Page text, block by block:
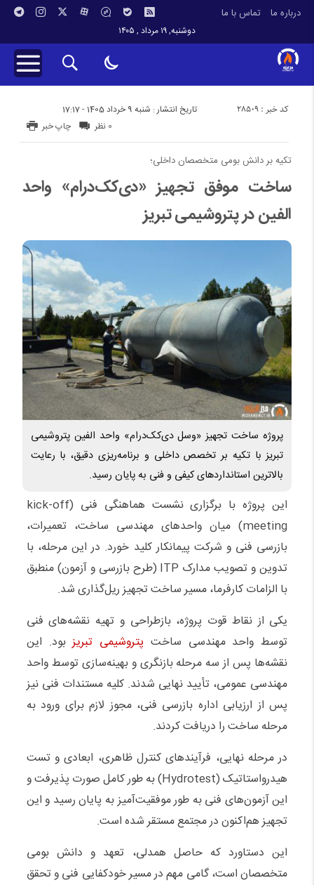
درباره ما تماس با ما
دوشنبه, ۱۹ مرداد , ۱۴۰۵
تاریخ انتشار : شنبه 9 خرداد 1405 - 17:17 کد خبر : 28509
چاپ خبر 0 نظر
تکیه بر دانش بومی متخصصان داخلی؛
ساخت موفق تجهیز «دی‌کک‌درام» واحد
الفین در پتروشیمی تبریز
پروژه ساخت تجهیز «وسل دی‌کک‌درام» واحد الفین پتروشیمی
تبریز با تکیه بر تخصص داخلی و برنامه‌ریزی دقیق، با رعایت
بالاترین استانداردهای کیفی و فنی به پایان رسید.
این پروژه با برگزاری نشست هماهنگی فنی (kick-off
meeting) میان واحدهای مهندسی ساخت، تعمیرات،
بازرسی فنی و شرکت پیمانکار کلید خورد. در این مرحله، با
تدوین و تصویب مدارک ITP (طرح بازرسی و آزمون) منطبق
با الزامات کارفرما، مسیر ساخت تجهیز ریل‌گذاری شد.
یکی از نقاط قوت پروژه، بازطراحی و تهیه نقشه‌های فنی
توسط واحد مهندسی ساخت پتروشیمی تبریزبود. این
نقشه‌ها پس از سه مرحله بازنگری و بهینه‌سازی توسط واحد
مهندسی عمومی، تأیید نهایی شدند. کلیه مستندات فنی نیز
پس از ارزیابی اداره بازرسی فنی، مجوز لازم برای ورود به
مرحله ساخت را دریافت کردند.
در مرحله نهایی، فرآیندهای کنترل ظاهری، ابعادی و تست
هیدرواستاتیک (Hydrotest) به طور کامل صورت پذیرفت و
این آزمون‌های فنی به طور موفقیت‌آمیز به پایان رسید و این
تجهیز هم‌اکنون در مجتمع مستقر شده است.
این دستاورد که حاصل همدلی، تعهد و دانش بومی
متخصصان است، گامی مهم در مسیر خودکفایی فنی و تحقق